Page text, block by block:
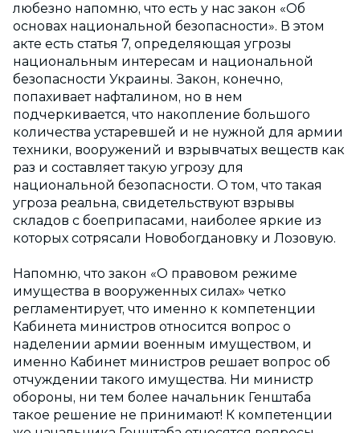
любезно напомню, что есть у нас закон «Об
основах национальной безопасности». В этом
акте есть статья 7, определяющая угрозы
национальным интересам и национальной
безопасности Украины. Закон, конечно,
попахивает нафталином, но в нем
подчеркивается, что накопление большого
количества устаревшей и не нужной для армии
техники, вооружений и взрывчатых веществ как
раз и составляет такую угрозу для
национальной безопасности. О том, что такая
угроза реальна, свидетельствуют взрывы
складов с боеприпасами, наиболее яркие из
которых сотрясали Новобогдановку и Лозовую.
Напомню, что закон «О правовом режиме
имущества в вооруженных силах» четко
регламентирует, что именно к компетенции
Кабинета министров относится вопрос о
наделении армии военным имуществом, и
именно Кабинет министров решает вопрос об
отчуждении такого имущества. Ни министр
обороны, ни тем более начальник Генштаба
такое решение не принимают! К компетенции